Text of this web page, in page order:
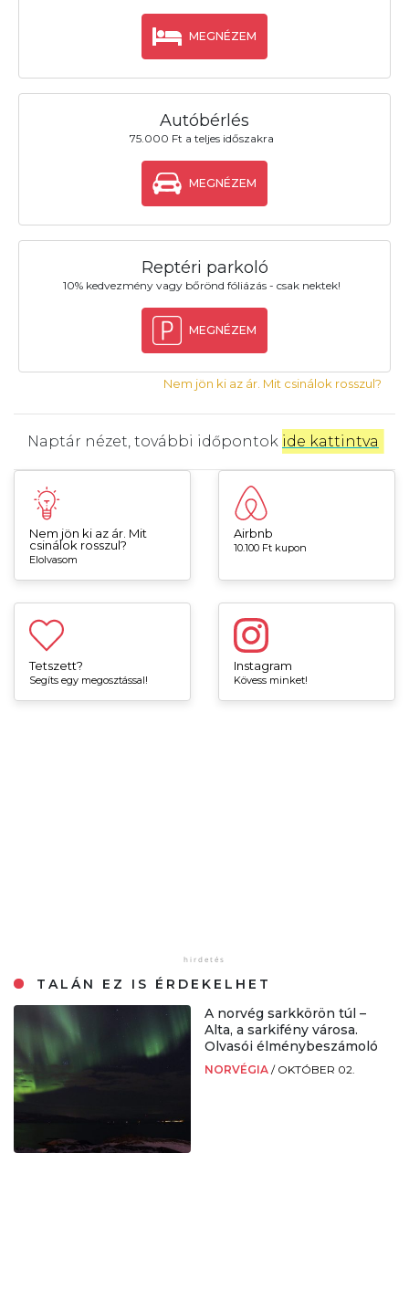
MEGNÉZEM
Autóbérlés
75.000 Ft a teljes időszakra
MEGNÉZEM
Reptéri parkoló
10% kedvezmény vagy bőrönd fóliázás - csak nektek!
MEGNÉZEM
Nem jön ki az ár. Mit csinálok rosszul?
Naptár nézet, további időpontok ide kattintva
Nem jön ki az ár. Mit
csinálok rosszul?
Elolvasom
Airbnb
10.100 Ft kupon
Tetszett?
Segíts egy megosztással!
Instagram
Kövess minket!
TALÁN EZ IS ÉRDEKELHET
A norvég sarkkörön túl –
Alta, a sarkifény városa.
Olvasói élménybeszámoló
NORVÉGIA / OKTÓBER 02.